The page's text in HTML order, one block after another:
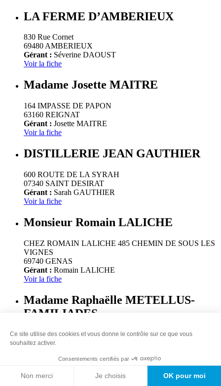
LA FERME D’AMBERIEUX
830 Rue Cornet
69480 AMBERIEUX
Gérant : Séverine DAOUST
Voir la fiche
Madame Josette MAITRE
164 IMPASSE DE PAPON
63160 REIGNAT
Gérant : Josette MAITRE
Voir la fiche
DISTILLERIE JEAN GAUTHIER
600 ROUTE DE LA SYRAH
07340 SAINT DESIRAT
Gérant : Sarah GAUTHIER
Voir la fiche
Monsieur Romain LALICHE
CHEZ ROMAIN LALICHE 485 CHEMIN DE SOUS LES
VIGNES
69740 GENAS
Gérant : Romain LALICHE
Voir la fiche
Madame Raphaëlle METELLUS-
FAMILIADES
ZA DU PONT SAINT CHARLES Chemin du Moulin
73160 COGNIN
Voir la fiche
SOC COOPERATIVE AGRICOLE
Ce site utilise des cookies et vous donne le contrôle sur ce que vous
souhaitez activer.
Consentements certifiés par
Non merci Je choisis OK pour moi